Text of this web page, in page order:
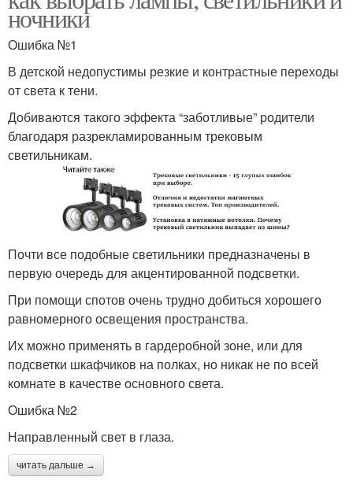
ночники
Ошибка №1
В детской недопустимы резкие и контрастные переходы
от света к тени.
Добиваются такого эффекта “заботливые” родители
благодаря разрекламированным трековым
светильникам.
Почти все подобные светильники предназначены в
первую очередь для акцентированной подсветки.
При помощи спотов очень трудно добиться хорошего
равномерного освещения пространства.
Их можно применять в гардеробной зоне, или для
подсветки шкафчиков на полках, но никак не по всей
комнате в качестве основного света.
Ошибка №2
Направленный свет в глаза.
читать дальше →